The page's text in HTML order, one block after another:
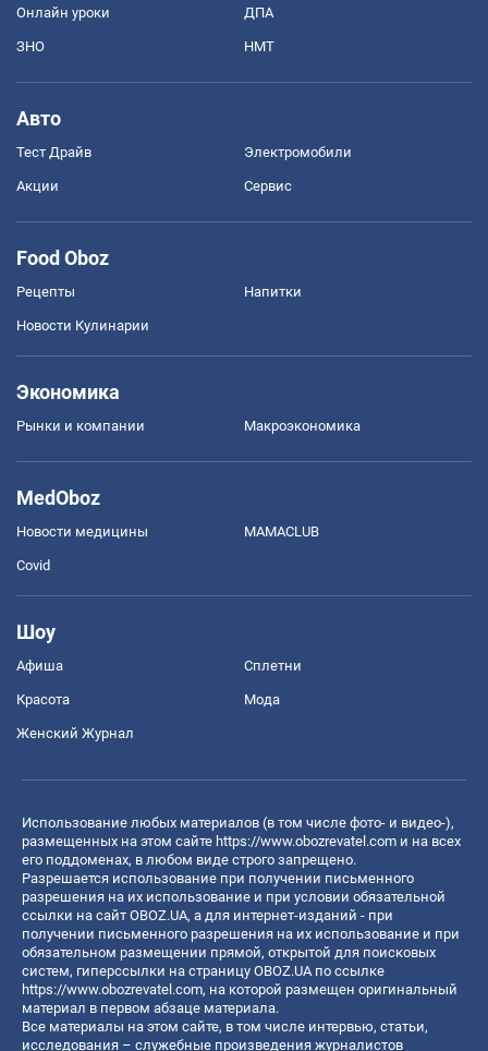
Онлайн уроки ДПА
ЗНО НМТ
Авто
Тест Драйв Электромобили
Акции Сервис
Food Oboz
Рецепты Напитки
Новости Кулинарии
Экономика
Рынки и компании Mакроэкономика
MedOboz
Новости медицины MAMACLUB
Covid
Шоу
Афиша Сплетни
Красота Мода
Женский Журнал
Использование любых материалов (в том числе фото- и видео-),
размещенных на этом сайте https://www.obozrevatel.com и на всех
его поддоменах, в любом виде строго запрещено.
Разрешается использование при получении письменного
разрешения на их использование и при условии обязательной
ссылки на сайт OBOZ.UA, а для интернет-изданий - при
получении письменного разрешения на их использование и при
обязательном размещении прямой, открытой для поисковых
систем, гиперссылки на страницу OBOZ.UA по ссылке
https://www.obozrevatel.com, на которой размещен оригинальный
материал в первом абзаце материала.
Все материалы на этом сайте, в том числе интервью, статьи,
исследования – служебные произведения журналистов